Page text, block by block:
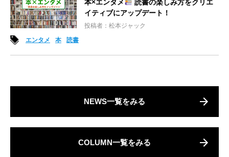
本×エンタメ
読書の楽しみ方をクリエ
イティブにアップデート！
投稿者：松本ジャック
エンタメ
本 読書
NEWS一覧をみる
COLUMN一覧をみる